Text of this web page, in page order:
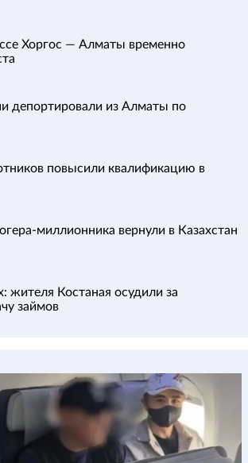
Хоргос — Алматы временно
депортировали из Алматы по
повысили квалификацию в
миллионника вернули в Казахстан
жителя Костаная осудили за
займов